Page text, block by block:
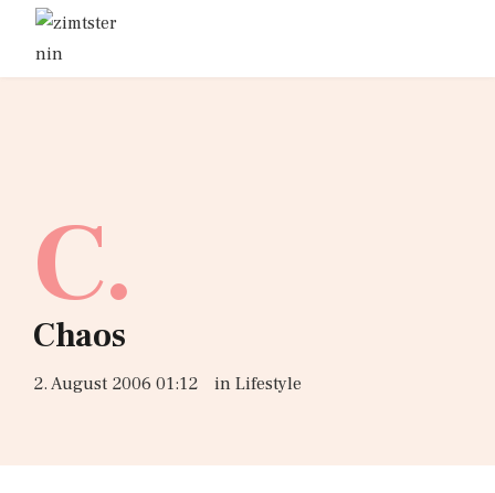
C.
Chaos
2. August 2006 01:12 in Lifestyle